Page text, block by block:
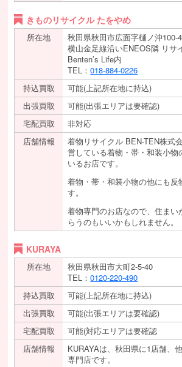
きものリサイクル たをやめ
所在地
秋田県秋田市広面字樋ノ沖100-4
横山金足線沿いENEOS隣 リサ
Benten’s Life内
TEL：018-884-0226
持込買取
可能(上記所在地に持込)
出張買取
可能(出張エリアは要確認)
宅配買取
非対応
店舗情報
着物リサイクル BEN-TEN株式
営している着物・帯・和装小物
いるお店です。
着物・帯・和装小物の他にも反
す。
着物専門のお店なので、住まい
らうのもいいかもしれません。
KURAYA
所在地
秋田県秋田市大町2-5-40
TEL：0120-220-490
持込買取
可能(上記所在地に持込)
出張買取
可能(出張エリアは要確認)
宅配買取
可能(対応エリアは要確認
店舗情報
KURAYAは、秋田県に1店舗、
専門店です。